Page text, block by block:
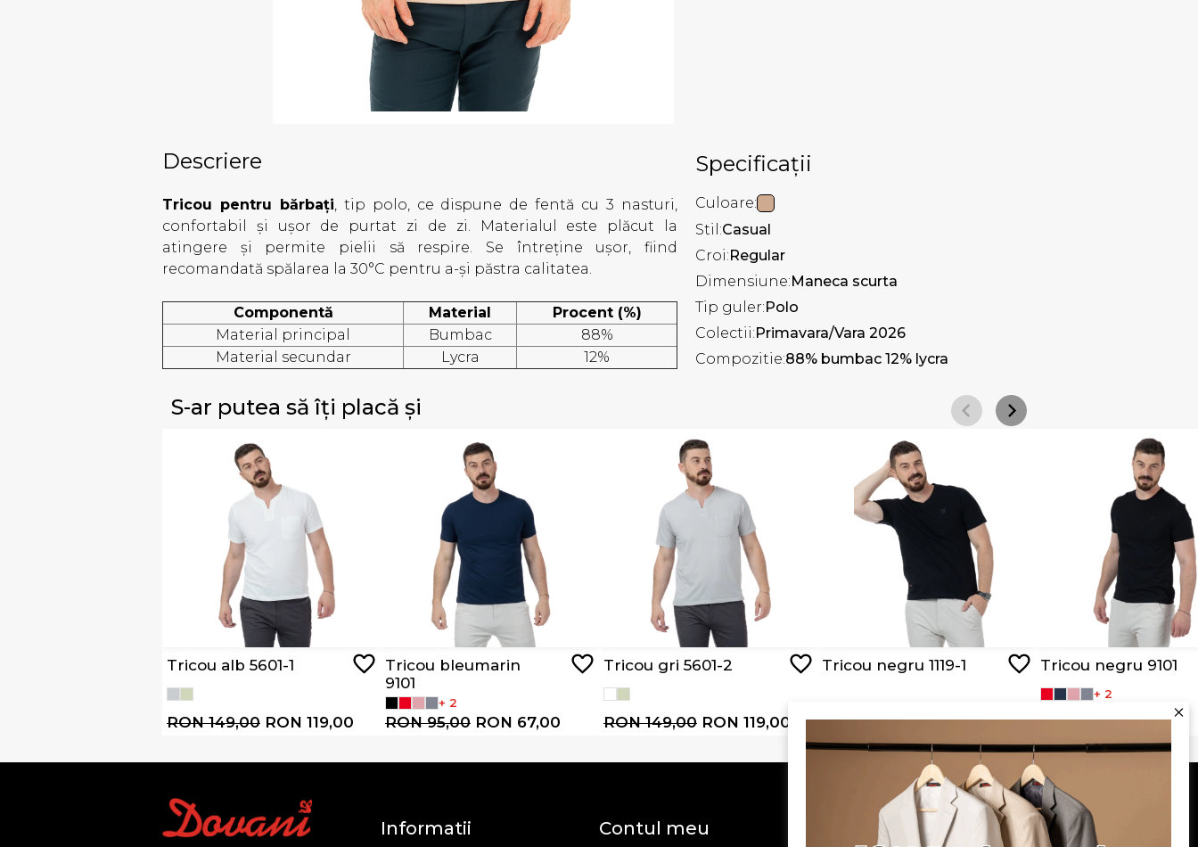
Descriere
Tricou pentru bărbați, tip polo, ce dispune de fentă cu 3 nasturi,
confortabil și ușor de purtat zi de zi. Materialul este plăcut la
atingere și permite pielii să respire. Se întreține ușor, fiind
recomandată spălarea la 30°C pentru a-și păstra calitatea.
Componentă Material
Procent (%)
Material principal
Bumbac
88%
Material secundar
Lycra 12%
Specificații
Culoare:
Stil:Casual
Croi:Regular
Dimensiune:Maneca scurta
Tip guler:Polo
Colectii:Primavara/Vara 2026
Compozitie:88% bumbac 12% lycra
S-ar putea să îți placă și
Tricou alb 5601-1
RON 149,00 RON 119,00
Tricou bleumarin
9101
+ 2
RON 95,00 RON 67,00
Tricou gri 5601-2
RON 149,00 RON 119,00
Tricou negru 1119-1
RON 89,00 RON 44,50
Tricou negru 9101
+ 2
RON 95,00
Informatii Contul meu Serviciu clienți